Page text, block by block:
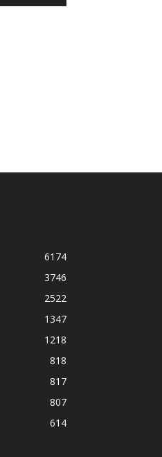
6174
3746
2522
1347
1218
818
817
807
614